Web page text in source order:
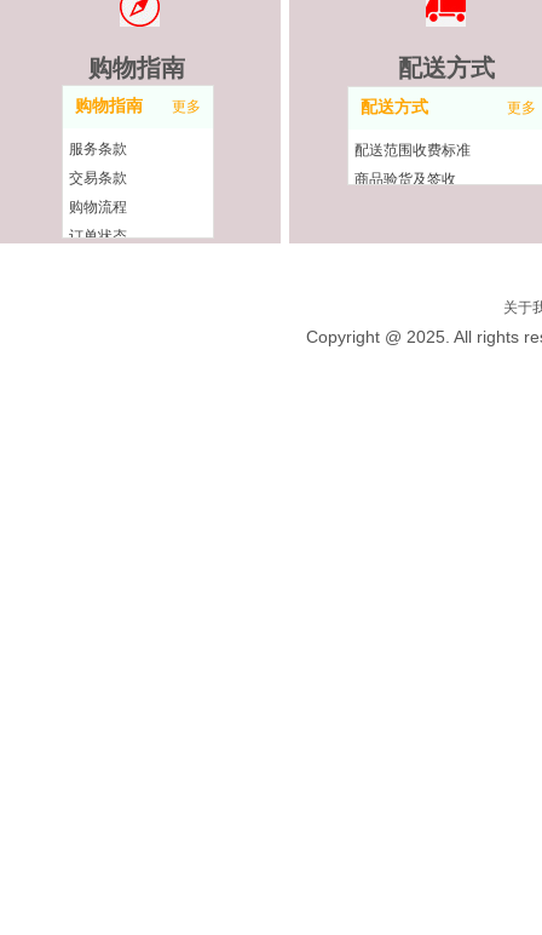
购物指南 更多
服务条款
交易条款
购物流程
订单状态
购物指南
配送方式 更多
配送范围收费标准
商品验货及签收
配送方式
关于
Copyright @ 2025. All rights